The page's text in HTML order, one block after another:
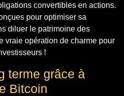
convertibles en actions.
pour optimiser sa
diluer le patrimoine des
vraie opération de charme pour
!
terme grâce à
Bitcoin